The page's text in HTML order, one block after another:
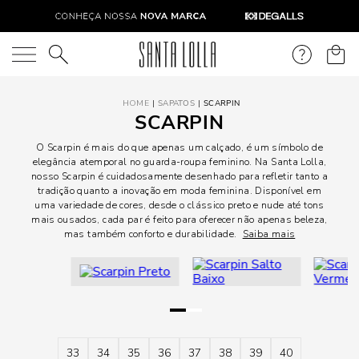
O que você está procurando?
SAPATOS SCARPIN
SCARPIN
O Scarpin é mais do que apenas um calçado, é um símbolo de
elegância atemporal no guarda-roupa feminino. Na Santa Lolla,
nosso Scarpin é cuidadosamente desenhado para refletir tanto a
tradição quanto a inovação em moda feminina. Disponível em
uma variedade de cores, desde o clássico preto e nude até tons
mais ousados, cada par é feito para oferecer não apenas beleza,
mas também conforto e durabilidade.
Saiba mais
33 34 35 36 37 38 39 40